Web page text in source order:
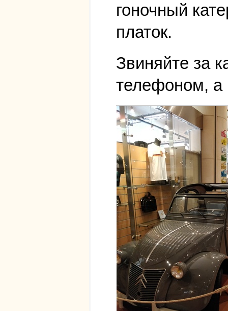
гоночный
платок.
Звиняйте за
телефоном, а